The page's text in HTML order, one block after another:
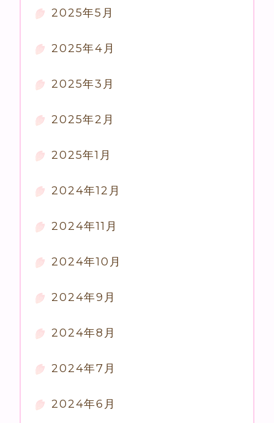
2025年5月
2025年4月
2025年3月
2025年2月
2025年1月
2024年12月
2024年11月
2024年10月
2024年9月
2024年8月
2024年7月
2024年6月